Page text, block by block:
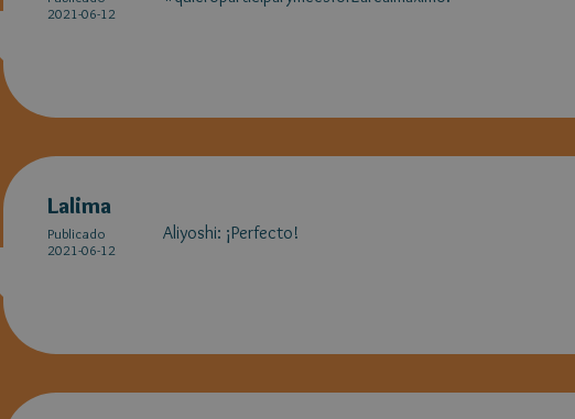
2021-06-12
Lalima
Publicado
2021-06-12
Aliyoshi: ¡Perfecto!